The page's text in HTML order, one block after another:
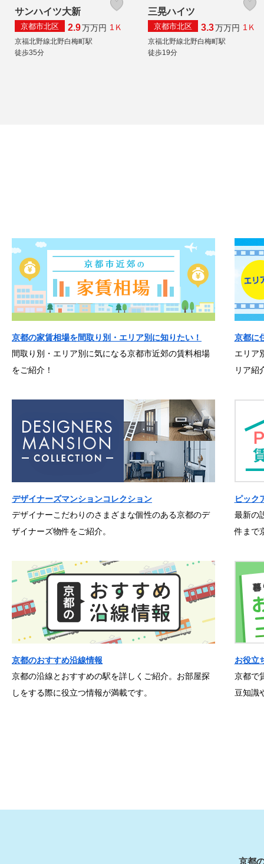
サンハイツ大新
京都市北区 2.9万万円 1Ｋ
京福北野線北野白梅町駅
徒歩35分
三晃ハイツ
京都市北区 3.3万万円 1Ｋ
京福北野線北野白梅町駅
徒歩19分
京都の家賃相場を間取り別・エリア別に知りたい！
間取り別・エリア別に気になる京都市近郊の賃料相場
をご紹介！
京都に
エリア
リア紹
デザイナーズマンションコレクション
デザイナーこだわりのさまざまな個性のある京都のデ
ザイナーズ物件をご紹介。
ピック
最新の
件まで
京都のおすすめ沿線情報
京都の沿線とおすすめの駅を詳しくご紹介。お部屋探
しをする際に役立つ情報が満載です。
お役立
京都で
豆知識
京都